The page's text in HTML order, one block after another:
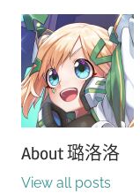
About璐洛洛
View all posts